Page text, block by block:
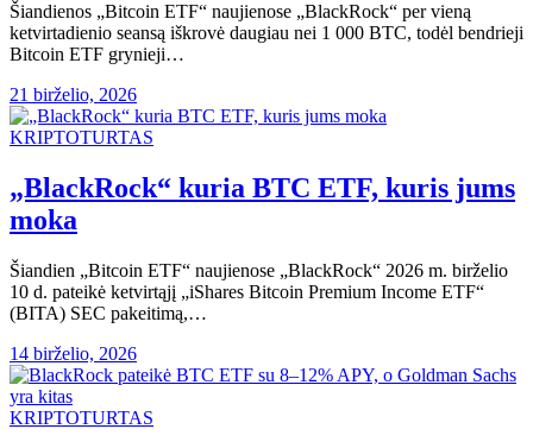
Šiandienos „Bitcoin ETF“ naujienose „BlackRock“ per vieną
ketvirtadienio seansą iškrovė daugiau nei 1 000 BTC, todėl bendrieji
Bitcoin ETF grynieji…
21 birželio, 2026
KRIPTOTURTAS
„BlackRock“ kuria BTC ETF, kuris jums
moka
Šiandien „Bitcoin ETF“ naujienose „BlackRock“ 2026 m. birželio
10 d. pateikė ketvirtąjį „iShares Bitcoin Premium Income ETF“
(BITA) SEC pakeitimą,…
14 birželio, 2026
KRIPTOTURTAS